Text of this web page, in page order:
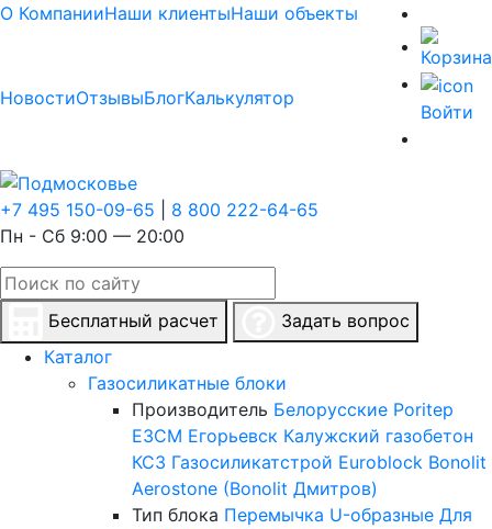
О КомпанииНаши клиентыНаши объекты
НовостиОтзывыБлогКалькулятор
Войти
+7 495 150-09-65
8 800 222-64-65
Пн - Сб 9:00 — 20:00
Бесплатный расчет
Задать вопрос
Каталог
Газосиликатные блоки
Производитель Белорусские Poritep
ЕЗСМ Егорьевск Калужский газобетон
КСЗ Газосиликатстрой Euroblock Bonolit
Aerostone (Bonolit Дмитров)
Тип блока Перемычка U-образные Для